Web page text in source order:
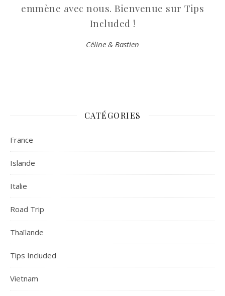
emmène avec nous. Bienvenue sur Tips
Included !
Céline & Bastien
CATÉGORIES
France
Islande
Italie
Road Trip
Thaïlande
Tips Included
Vietnam